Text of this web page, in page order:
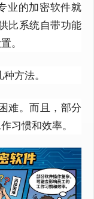
业的加密软件就
比系统自带功能
。
方法。
难。而且，部分
习惯和效率。